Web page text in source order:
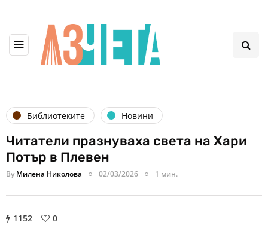
Библиотеките Новини
Читатели празнуваха света на Хари
Потър в Плевен
By Милена Николова 02/03/2026 1 мин.
1152 0